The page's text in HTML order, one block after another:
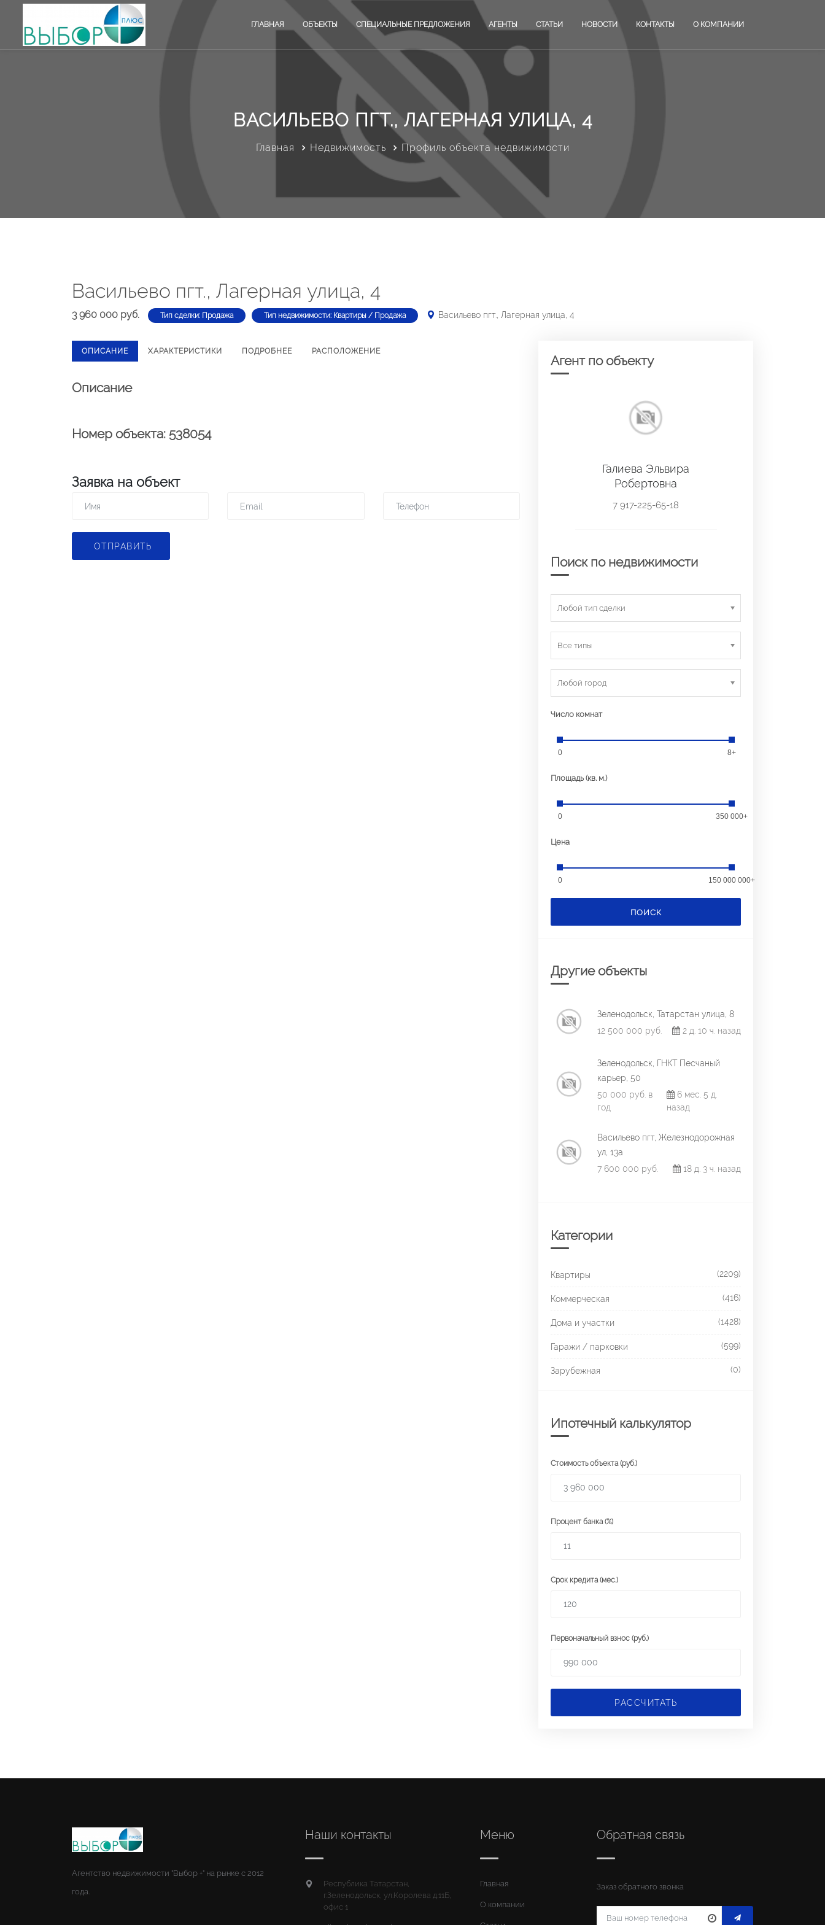
ГЛАВНАЯ ОБЪЕКТЫ СПЕЦИАЛЬНЫЕ ПРЕДЛОЖЕНИЯ АГЕНТЫ СТАТЬИ НОВОСТИ КОНТАКТЫ О КОМПАНИИ
ВАСИЛЬЕВО ПГТ., ЛАГЕРНАЯ УЛИЦА, 4
Главная Недвижимость Профиль объекта недвижимости
Васильево пгт., Лагерная улица, 4
3 960 000 руб. Тип сделки: Продажа Тип недвижимости: Квартиры / Продажа Васильево пгт., Лагерная улица, 4
ОПИСАНИЕ ХАРАКТЕРИСТИКИ ПОДРОБНЕЕ РАСПОЛОЖЕНИЕ
Описание
Номер объекта: 538054
Заявка на объект
ОТПРАВИТЬ
Агент по объекту
Галиева Эльвира
Робертовна
7 917-225-65-18
Поиск по недвижимости
Любой тип сделки
Все типы
Любой город
Число комнат
0 8+
Площадь (кв. м.)
0 350 000+
Цена
0 150 000 000+
ПОИСК
Другие объекты
Зеленодольск, Татарстан улица, 8
12 500 000 руб.
2 д. 10 ч. назад
Зеленодольск, ГНКТ Песчаный
карьер, 50
50 000 руб. в
год
6 мес. 5 д.
назад
Васильево пгт, Железнодорожная
ул, 13а
7 600 000 руб.
18 д. 3 ч. назад
Категории
Квартиры (2209)
Коммерческая (416)
Дома и участки (1428)
Гаражи / парковки (599)
Зарубежная (0)
Ипотечный калькулятор
Стоимость объекта (руб.)
Процент банка (%)
Срок кредита (мес.)
Первоначальный взнос (руб.)
РАССЧИТАТЬ
Агентство недвижимости "Выбор +" на рынке с 2012
года.
Наши контакты
Республика Татарстан,
г.Зеленодольск, ул.Королева д.11Б,
офис 1
Меню
Главная
О компании
Обратная связь
Заказ обратного звонка